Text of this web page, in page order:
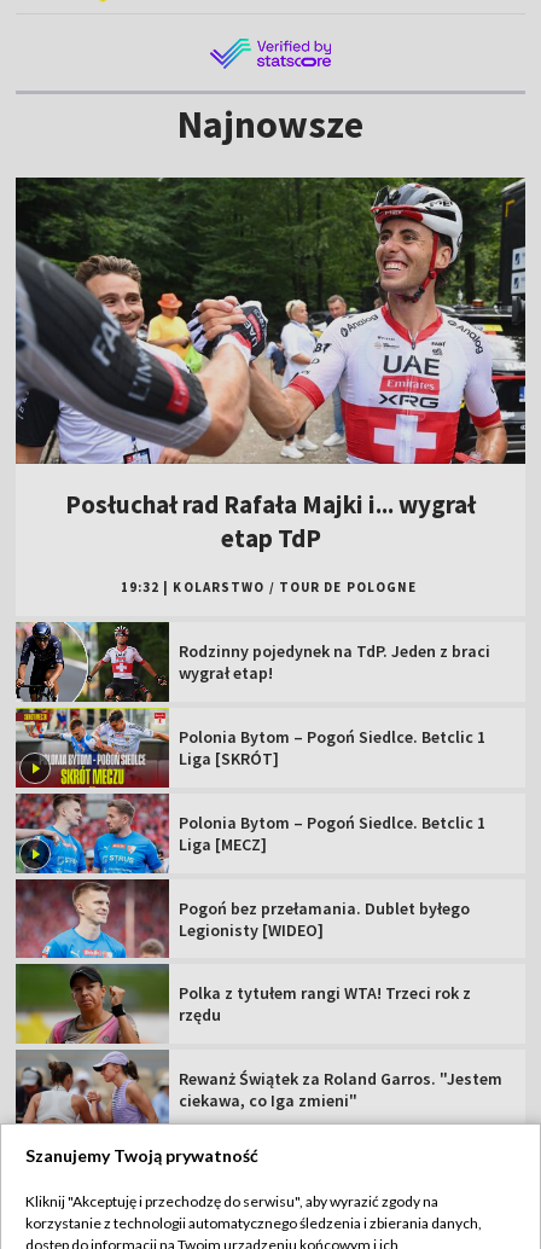
Najnowsze
Posłuchał rad Rafała Majki i... wygrał
etap TdP
19:32 KOLARSTWO / TOUR DE POLOGNE
Rodzinny pojedynek na TdP. Jeden z braci
wygrał etap!
Polonia Bytom – Pogoń Siedlce. Betclic 1
Liga [SKRÓT]
Polonia Bytom – Pogoń Siedlce. Betclic 1
Liga [MECZ]
Pogoń bez przełamania. Dublet byłego
Legionisty [WIDEO]
Polka z tytułem rangi WTA! Trzeci rok z
rzędu
Rewanż Świątek za Roland Garros. "Jestem
ciekawa, co Iga zmieni"
TVP
Szanujemy Twoją prywatność
Kliknij "Akceptuję i przechodzę do serwisu", aby wyrazić zgody na
korzystanie z technologii automatycznego śledzenia i zbierania danych,
dostęp do informacji na Twoim urządzeniu końcowym i ich